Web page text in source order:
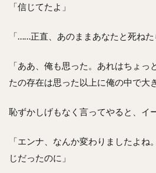
「信じてたよ」
「……正直、あのままあなたと死ねた
「ああ、俺も思った。あれはちょっ
たの存在は思った以上に俺の中で大
恥ずかしげもなく言ってやると、イ
「エンナ、なんか変わりましたよ
じだったのに」